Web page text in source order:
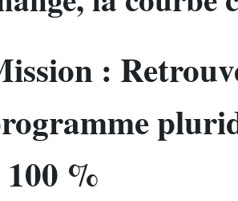
:
100 %